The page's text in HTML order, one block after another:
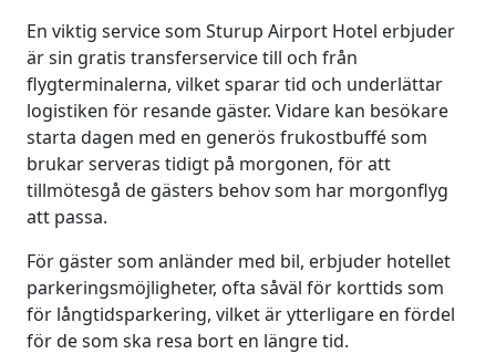
En viktig service som Sturup Airport Hotel erbjuder
är sin gratis transferservice till och från
flygterminalerna, vilket sparar tid och underlättar
logistiken för resande gäster. Vidare kan besökare
starta dagen med en generös frukostbuffé som
brukar serveras tidigt på morgonen, för att
tillmötesgå de gästers behov som har morgonflyg
att passa.
För gäster som anländer med bil, erbjuder hotellet
parkeringsmöjligheter, ofta såväl för korttids som
för långtidsparkering, vilket är ytterligare en fördel
för de som ska resa bort en längre tid.